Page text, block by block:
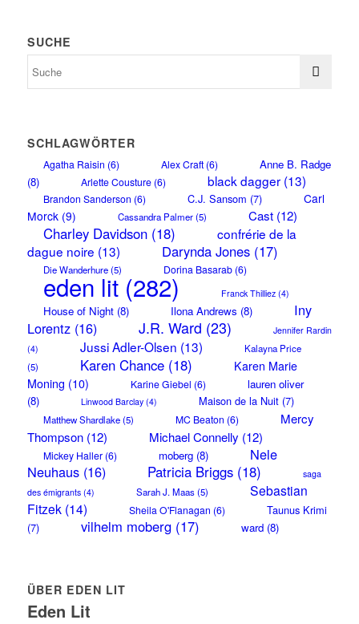
SUCHE
SCHLAGWÖRTER
Agatha Raisin (6) Alex Craft(6)
Anne B. Radge
(8)
Arlette Cousture(6) black dagger(13)
Brandon Sanderson (6) C.J. Sansom (7)
Carl
Morck(9) Cassandra Palmer(5) Cast(12)
Charley Davidson(18)
confrérie de la
dague noire (13) Darynda Jones(17)
Die Wanderhure(5) Dorina Basarab(6)
eden lit(282) Franck Thilliez(4)
House of Night(8) Ilona Andrews (8)
Iny
Lorentz(16) J.R. Ward (23)
Jennifer Rardin
(4)
Jussi Adler-Olsen (13)
Kalayna Price
(5)
Karen Chance(18)
Karen Marie
Moning (10) Karine Giebel (6)
lauren oliver
(8)
Linwood Barclay(4) Maison de la Nuit(7)
Matthew Shardlake(5) MC Beaton (6)
Mercy
Thompson(12) Michael Connelly (12)
Mickey Haller(6) moberg(8)
Nele
Neuhaus(16) Patricia Briggs(18)
saga
des émigrants(4) Sarah J. Maas(5)
Sebastian
Fitzek(14) Sheila O'Flanagan (6)
Taunus Krimi
(7)
vilhelm moberg(17) ward(8)
ÜBER EDEN LIT
Eden Lit